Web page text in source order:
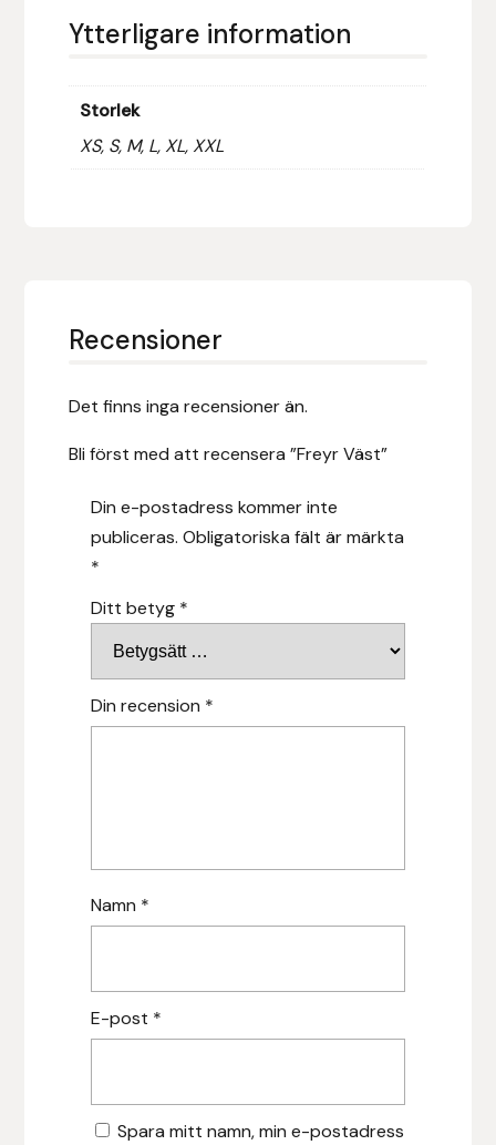
Ytterligare information
Storlek
XS, S, M, L, XL, XXL
Recensioner
Det finns inga recensioner än.
Bli först med att recensera ”Freyr Väst”
Din e-postadress kommer inte
publiceras. Obligatoriska fält är märkta
*
Ditt betyg *
Din recension *
Namn *
E-post *
Spara mitt namn, min e-postadress
Horse Guard
HRÍMNIR
Iceland Pet
Kidka of Iceland